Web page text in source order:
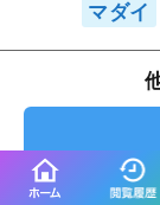
マダイ